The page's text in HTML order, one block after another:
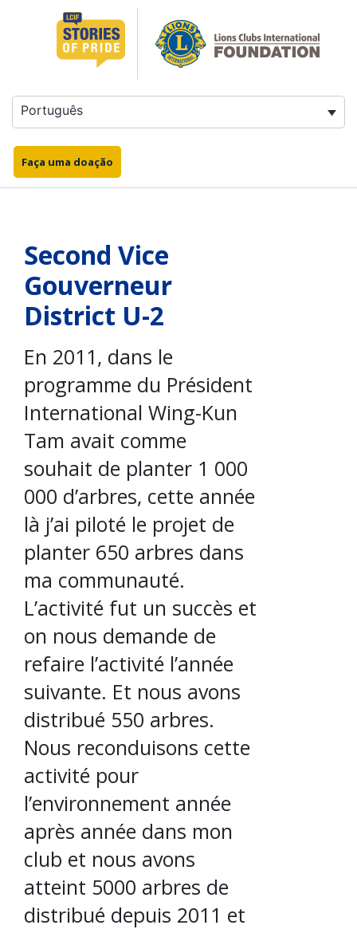
Português
Faça uma doação
Second Vice
Gouverneur
District U-2
En 2011, dans le
programme du Président
International Wing-Kun
Tam avait comme
souhait de planter 1 000
000 d’arbres, cette année
là j’ai piloté le projet de
planter 650 arbres dans
ma communauté.
L’activité fut un succès et
on nous demande de
refaire l’activité l’année
suivante. Et nous avons
distribué 550 arbres.
Nous reconduisons cette
activité pour
l’environnement année
après année dans mon
club et nous avons
atteint 5000 arbres de
distribué depuis 2011 et